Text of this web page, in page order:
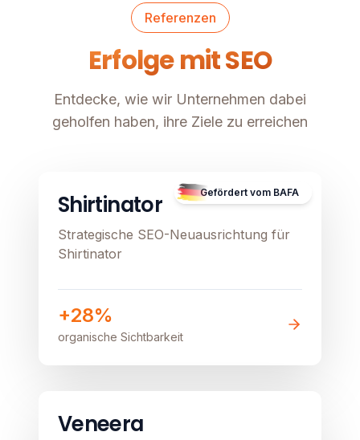
Referenzen
Erfolge mit SEO
Entdecke, wie wir Unternehmen dabei
geholfen haben, ihre Ziele zu erreichen
Gefördert vom BAFA
Shirtinator
Strategische SEO-Neuausrichtung für
Shirtinator
+28%
organische Sichtbarkeit
E-Commerce Healthcare
Veneera